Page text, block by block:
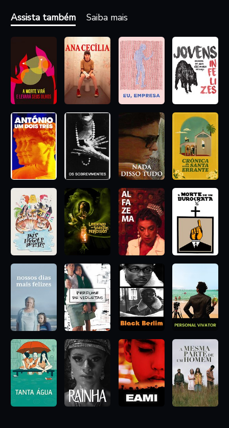
Pachi, por quem rapidamente se apaixona. Para conquistá-la,
ele inventa que a casa é dele e que tem um filha, mas está
divorciado. A versão de sua nova vida faz sucesso com Pachi,
uma mãe solo, mas como ele dará conta de bancá-la quando a
realidade voltar de férias? Realizado por Alicia Scherson e
Cristián Jiménez, "Vida de Família" é uma divertida comédia
chilena adaptada de um conto de Alejandro Zambra. Com um
humor irônico e espontâneo, o filme examina a questão da
verdade e dos papeis que desempenhamos nos
relacionamentos e com nós mesmos.
Assista também Saiba mais